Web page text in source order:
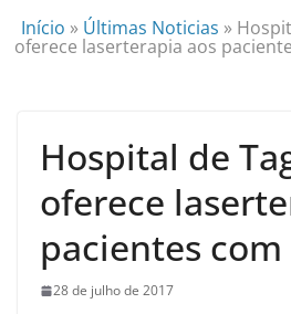
Início » Últimas Noticias »
oferece laserterapia aos
Hospital de
oferece
pacientes
28 de julho de 2017